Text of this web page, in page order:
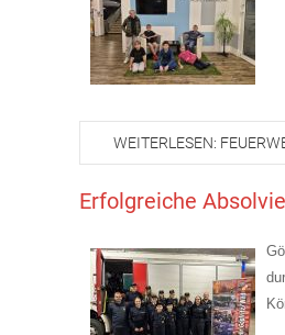
WEITERLESEN:
Erfolgreiche